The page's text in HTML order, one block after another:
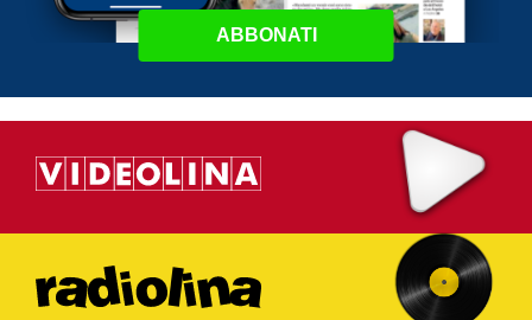
ABBONATI